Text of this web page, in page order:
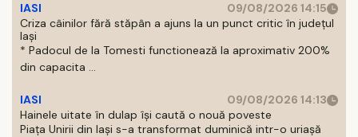
IASI
09/08/2026 14:15
Criza câinilor fără stăpân a ajuns la un punct critic în județul
Iași
* Padocul de la Tomesti functionează la aproximativ 200%
din capacita ...
IASI
09/08/2026 14:13
Hainele uitate în dulap îşi caută o nouă poveste
Piaţa Unirii din Iaşi s-a transformat duminică intr-o uriaşă